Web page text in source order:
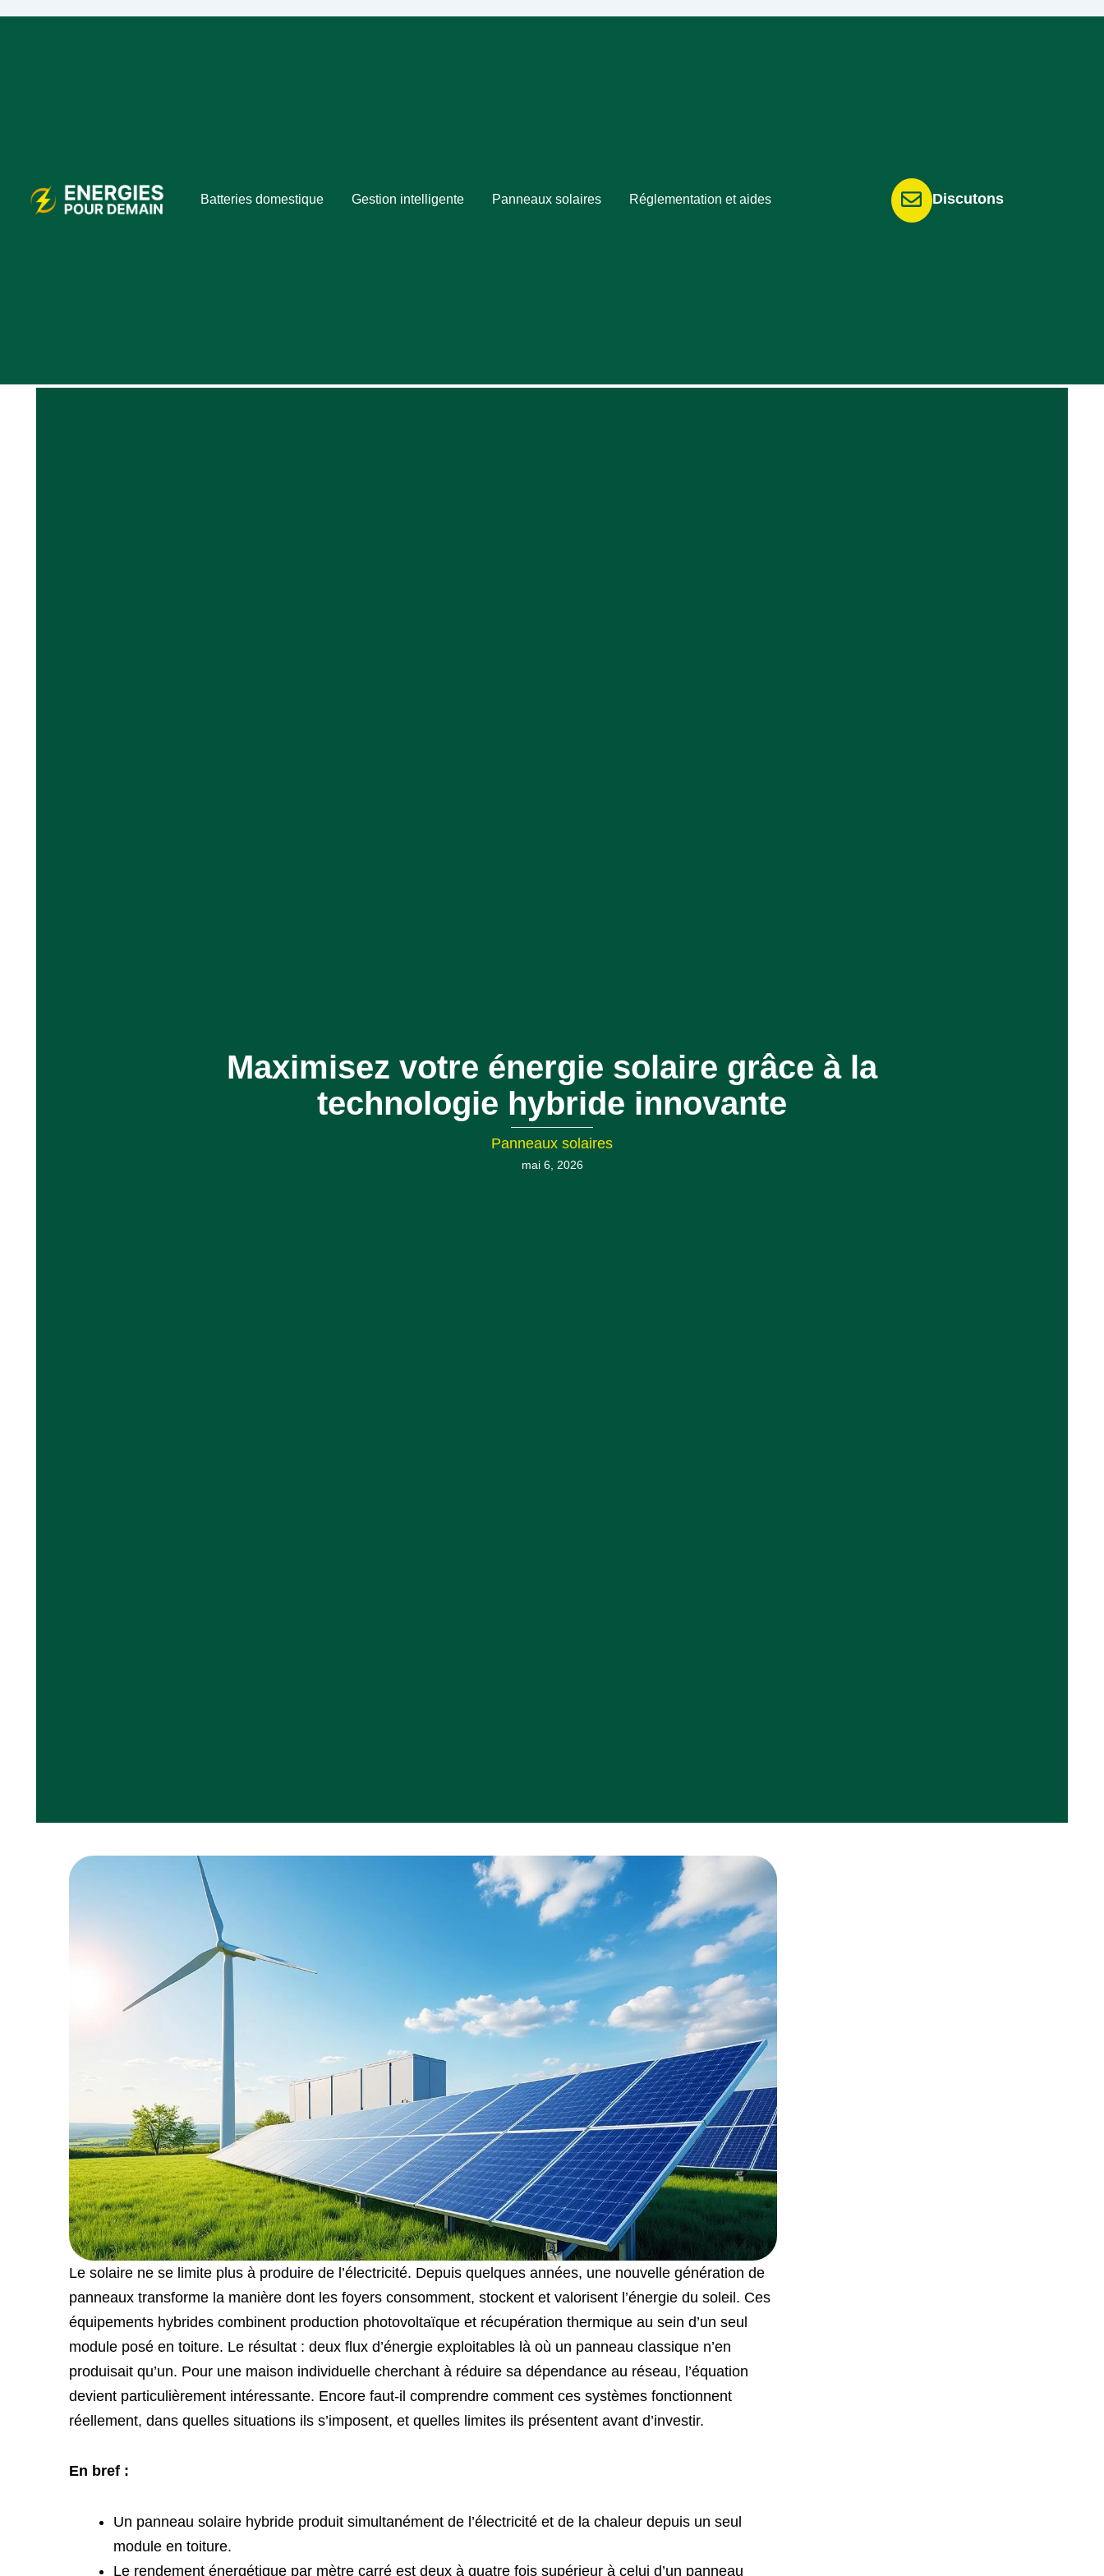
Batteries domestique Gestion intelligente Panneaux solaires Réglementation et aides Discutons
Maximisez votre énergie solaire grâce à la
technologie hybride innovante
Panneaux solaires
mai 6, 2026
Le solaire ne se limite plus à produire de l’électricité. Depuis quelques années, une nouvelle génération de
panneaux transforme la manière dont les foyers consomment, stockent et valorisent l’énergie du soleil. Ces
équipements hybrides combinent production photovoltaïque et récupération thermique au sein d’un seul
module posé en toiture. Le résultat : deux flux d’énergie exploitables là où un panneau classique n’en
produisait qu’un. Pour une maison individuelle cherchant à réduire sa dépendance au réseau, l’équation
devient particulièrement intéressante. Encore faut-il comprendre comment ces systèmes fonctionnent
réellement, dans quelles situations ils s’imposent, et quelles limites ils présentent avant d’investir.
En bref :
Un panneau solaire hybride produit simultanément de l’électricité et de la chaleur depuis un seul
module en toiture.
Le rendement énergétique par mètre carré est deux à quatre fois supérieur à celui d’un panneau